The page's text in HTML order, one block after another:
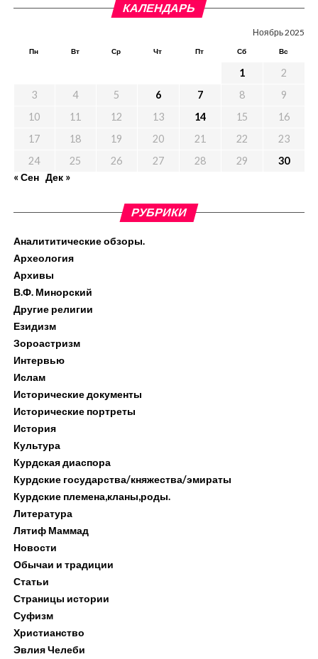
КАЛЕНДАРЬ
Ноябрь 2025
Пн Вт Ср Чт Пт Сб Вс
1
2
3
4 5 6 7 8
9
10
11 12 13 14 15
16
17
18 19 20 21 22
23
24
25 26 27 28 29
30
« Сен Дек »
РУБРИКИ
Аналититические обзоры.
Археология
Архивы
В.Ф. Минорский
Другие религии
Езидизм
Зороастризм
Интервью
Ислам
Исторические документы
Исторические портреты
История
Культура
Курдская диаспора
Курдские государства/княжества/эмираты
Курдские племена,кланы,роды.
Литература
Лятиф Маммад
Новости
Обычаи и традиции
Статьи
Страницы истории
Суфизм
Христианство
Эвлия Челеби